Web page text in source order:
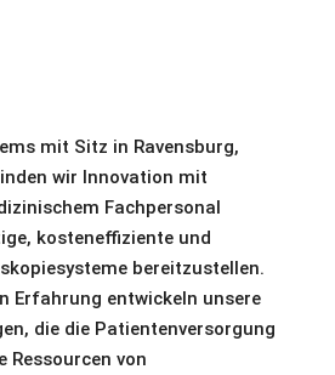
mit Sitz in Ravensburg,
wir Innovation mit
Fachpersonal
kosteneffiziente und
bereitzustellen.
Erfahrung entwickeln unsere
die die Patientenversorgung
Ressourcen von